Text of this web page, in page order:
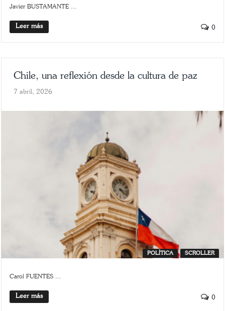
Javier BUSTAMANTE ...
Leer más 0
Chile, una reflexión desde la cultura de paz
7 abril, 2026
POLÍTICA SCROLLER
Carol FUENTES ...
Leer más 0